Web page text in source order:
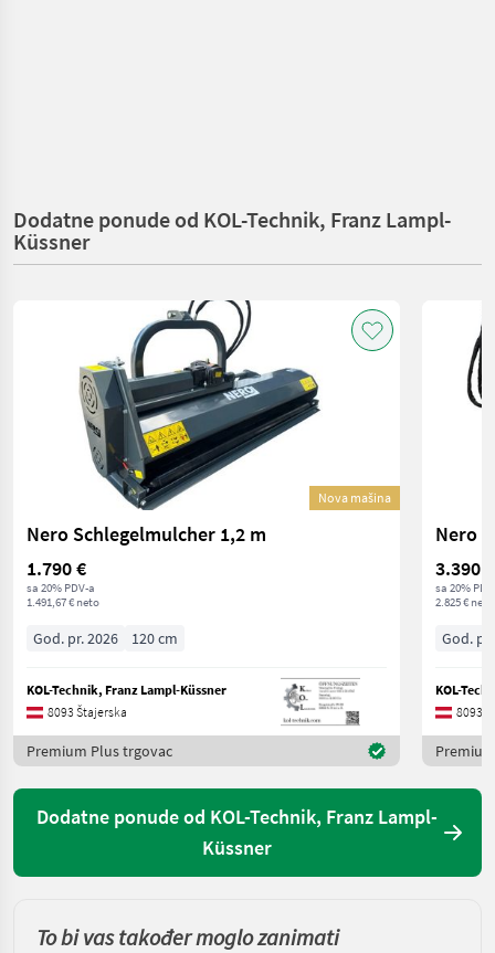
Dodatne ponude od KOL-Technik, Franz Lampl-
Küssner
Nova mašina
Nero Schlegelmulcher 1,2 m
1.790 €
sa 20% PDV-a
1.491,67 € neto
God. pr. 2026 120 cm
KOL-Technik, Franz Lampl-Küssner
8093 Štajerska
Premium Plus trgovac
Nero
3.390 €
sa 20%
2.825 € neto
God.
KOL-
8093
Dodatne ponude od KOL-Technik, Franz Lampl-
Küssner
To bi vas također moglo zanimati